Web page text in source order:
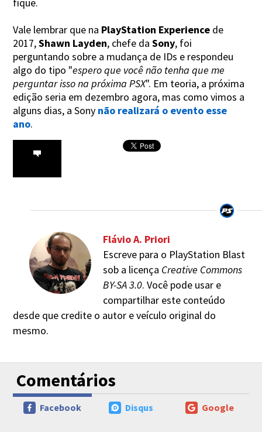
fique.
Vale lembrar que na PlayStation Experience de
2017,Shawn Layden, chefe daSony, foi
perguntando sobre a mudança de IDs e respondeu
algo do tipo "espero que você não tenha que me
perguntar isso na próxima PSX". Em teoria, a próxima
edição seria em dezembro agora, mas como vimos a
alguns dias, a Sony não realizará o evento esse
ano.
Flávio A. Priori
Escreve para o PlayStation Blast
sob a licença Creative Commons
BY-SA 3.0. Você pode usar e
compartilhar este conteúdo
desde que credite o autor e veículo original do
mesmo.
Comentários
Google
Disqus
Facebook